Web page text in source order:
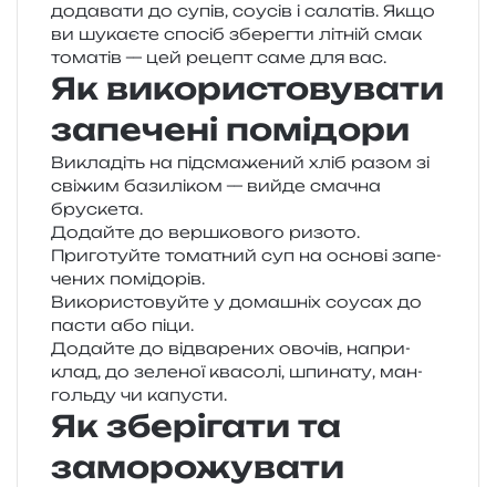
дода­ва­ти до супів, соусів і сала­тів. Якщо
ви шука­є­те спо­сіб збе­рег­ти літній смак
тома­тів — цей рецепт саме для вас.
Як використовувати
запечені помідори
Викладіть на під­сма­же­ний хліб разом зі
сві­жим бази­лі­ком — вийде сма­чна
брускета.
Додайте до вер­шко­во­го ризото.
Приготуйте тома­тний суп на осно­ві запе­
че­них помідорів.
Використовуйте у дома­шніх соусах до
пасти або піци.
Додайте до від­ва­ре­них ово­чів, напри­
клад, до зеле­ної ква­со­лі, шпи­на­ту, ман­
голь­ду чи капусти.
Як зберігати та
заморожувати